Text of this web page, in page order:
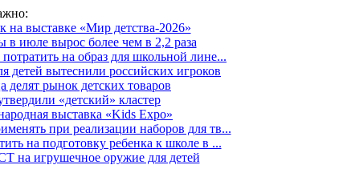
выставке «Мир детства-2026»
в июле вырос более чем в 2,2 раза
на образ для школьной лине...
детей вытеснили российских игроков
делят рынок детских товаров
«детский» кластер
выставка «Kids Expo»
при реализации наборов для тв...
на подготовку ребенка к школе в ...
на игрушечное оружие для детей